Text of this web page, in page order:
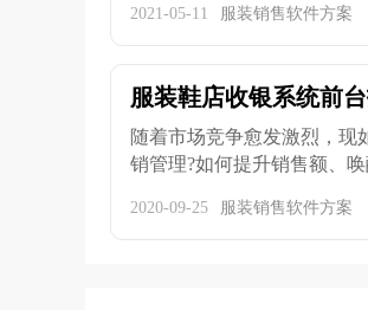
2021-05-11 服装销售软件方案
服装鞋店收银系统前
随着市场竞争愈发激烈，现
销管理?如何提升销售额、
2020-09-25 服装销售软件方案